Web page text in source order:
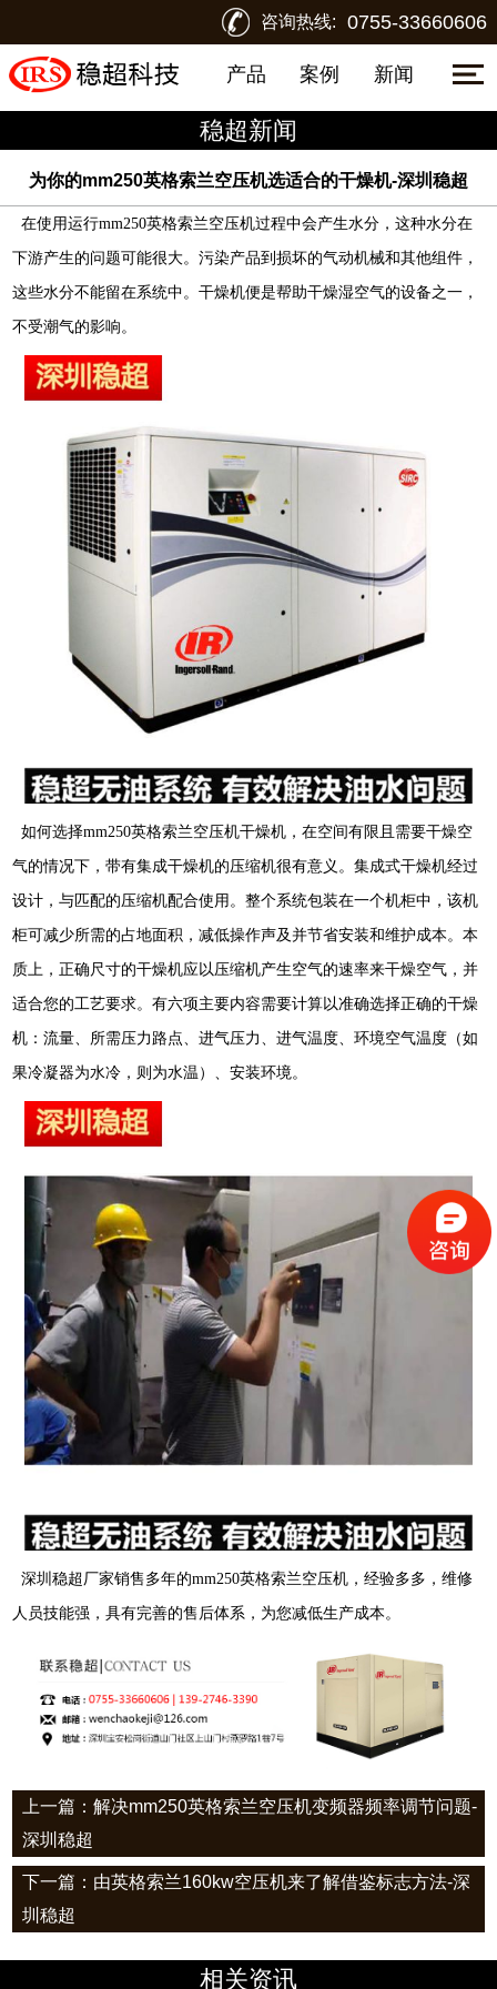
咨询热线: 0755-33660606
产品 案例 新闻
稳超新闻
为你的mm250英格索兰空压机选适合的干燥机-深圳稳超
在使用运行mm250英格索兰空压机过程中会产生水分，这种水分在
下游产生的问题可能很大。污染产品到损坏的气动机械和其他组件，
这些水分不能留在系统中。干燥机便是帮助干燥湿空气的设备之一，
不受潮气的影响。
如何选择mm250英格索兰空压机干燥机，在空间有限且需要干燥空
气的情况下，带有集成干燥机的压缩机很有意义。集成式干燥机经过
设计，与匹配的压缩机配合使用。整个系统包装在一个机柜中，该机
柜可减少所需的占地面积，减低操作声及并节省安装和维护成本。本
质上，正确尺寸的干燥机应以压缩机产生空气的速率来干燥空气，并
适合您的工艺要求。有六项主要内容需要计算以准确选择正确的干燥
机：流量、所需压力路点、进气压力、进气温度、环境空气温度（如
果冷凝器为水冷，则为水温）、安装环境。
深圳稳超厂家销售多年的mm250英格索兰空压机，经验多多，维修
人员技能强，具有完善的售后体系，为您减低生产成本。
上一篇：解决mm250英格索兰空压机变频器频率调节问题-
深圳稳超
下一篇：由英格索兰160kw空压机来了解借鉴标志方法-深
圳稳超
相关资讯